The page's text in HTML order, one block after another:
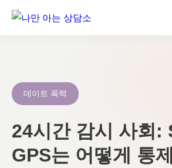
데이트 폭력
24시간 감시 사회:
GPS는 어떻게 통